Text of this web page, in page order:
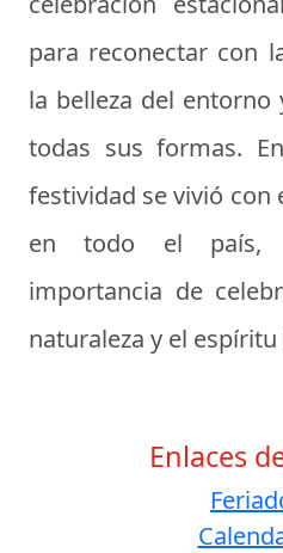
para reconectar con
la belleza del entorno
todas sus formas.
festividad se vivió con
en todo el país,
importancia de
naturaleza y el
Enlaces